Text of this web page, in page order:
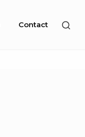
Contact